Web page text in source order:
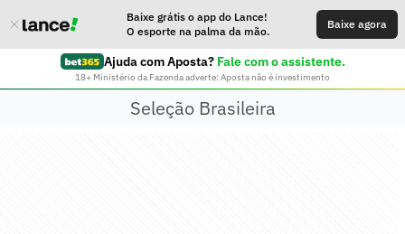
Baixe grátis o app do Lance!
O esporte na palma da mão.
Baixe agora
Ajuda com Aposta? Fale com o assistente.
18+ Ministério da Fazenda adverte: Aposta não é investimento
Seleção Brasileira